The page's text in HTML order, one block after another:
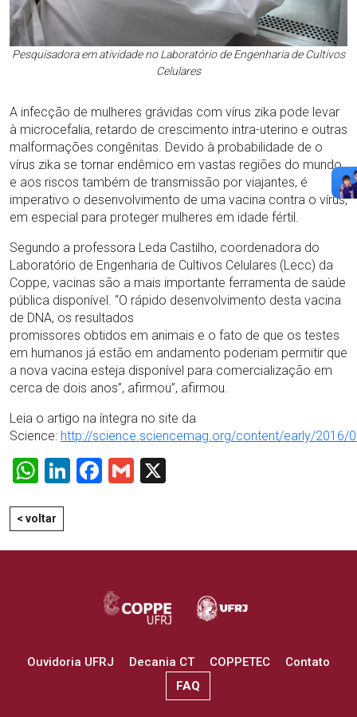
Pesquisadora em atividade no Laboratório de Engenharia de Cultivos
Celulares
A infecção de mulheres grávidas com vírus zika pode levar
à microcefalia, retardo de crescimento intra-uterino e outras
malformações congênitas. Devido à probabilidade de o
vírus zika se tornar endêmico em vastas regiões do mundo
e aos riscos também de transmissão por viajantes, é
imperativo o desenvolvimento de uma vacina contra o vírus,
em especial para proteger mulheres em idade fértil.
Segundo a professora Leda Castilho, coordenadora do
Laboratório de Engenharia de Cultivos Celulares (Lecc) da
Coppe, vacinas são a mais importante ferramenta de saúde
pública disponível. “O rápido desenvolvimento desta vacina
de DNA, os resultados
promissores obtidos em animais e o fato de que os testes
em humanos já estão em andamento poderiam permitir que
a nova vacina esteja disponível para comercialização em
cerca de dois anos”, afirmou”, afirmou.
Leia o artigo na íntegra no site da
Science: http://science.sciencemag.org/content/early/2016/
WhatsApp
LinkedIn
Facebook
Gmail
< voltar
Ouvidoria UFRJ Decania CT COPPETEC
Contato
FAQ